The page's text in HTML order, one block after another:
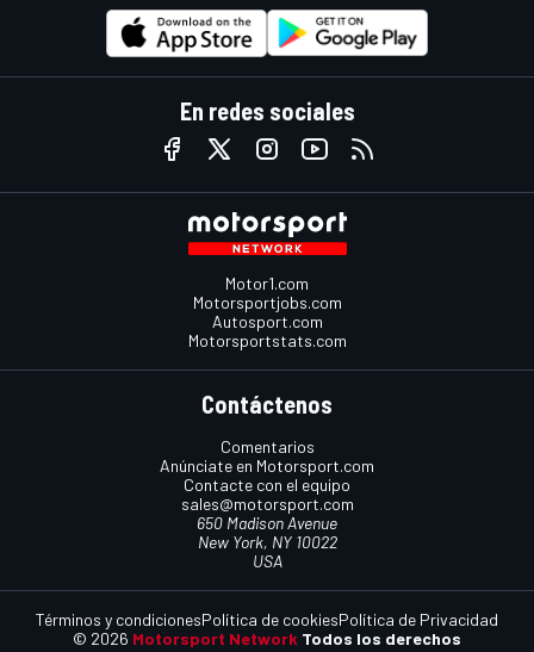
En redes sociales
Motor1.com
Motorsportjobs.com
Autosport.com
Motorsportstats.com
Contáctenos
Comentarios
Anúnciate en Motorsport.com
Contacte con el equipo
sales@motorsport.com
650 Madison Avenue
New York, NY 10022
USA
© 2026 Motorsport Network Todos los derechos
Términos y condicionesPolítica de cookiesPolítica de Privacidad